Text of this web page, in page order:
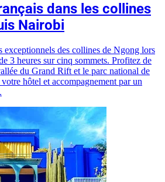
dans les collines
Nairobi
exceptionnels des collines de Ngong lors
3 heures sur cinq sommets. Profitez de
du Grand Rift et le parc national de
hôtel et accompagnement par un